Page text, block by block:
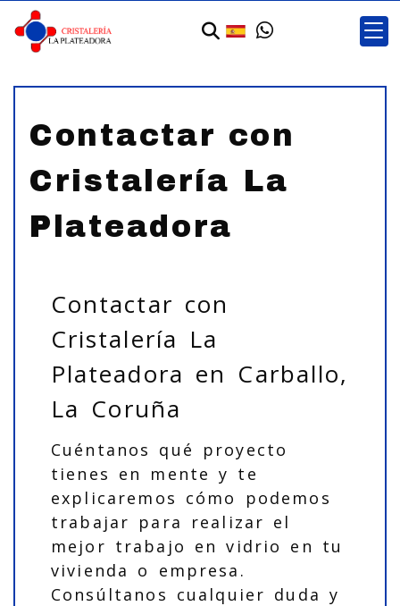
Contactar con
Cristalería La
Plateadora
Contactar con
Cristalería La
Plateadora en Carballo,
La Coruña
Cuéntanos qué proyecto
tienes en mente y te
explicaremos cómo podemos
trabajar para realizar el
mejor trabajo en vidrio en tu
vivienda o empresa.
Consúltanos cualquier duda y